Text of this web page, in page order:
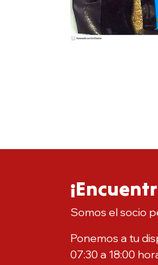
Somos el socio
Ponemos a tu
07:30 a 18:00